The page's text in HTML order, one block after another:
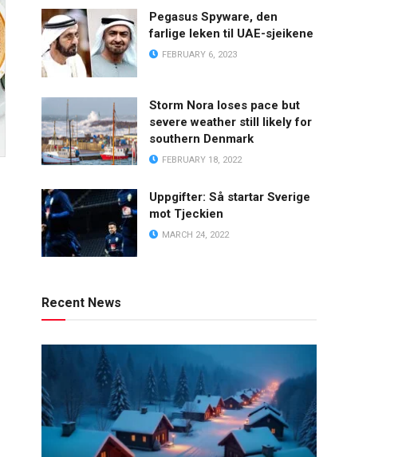
Pegasus Spyware, den
farlige leken til UAE-sjeikene
FEBRUARY 6, 2023
Storm Nora loses pace but
severe weather still likely for
southern Denmark
FEBRUARY 18, 2022
Uppgifter: Så startar Sverige
mot Tjeckien
MARCH 24, 2022
Recent News